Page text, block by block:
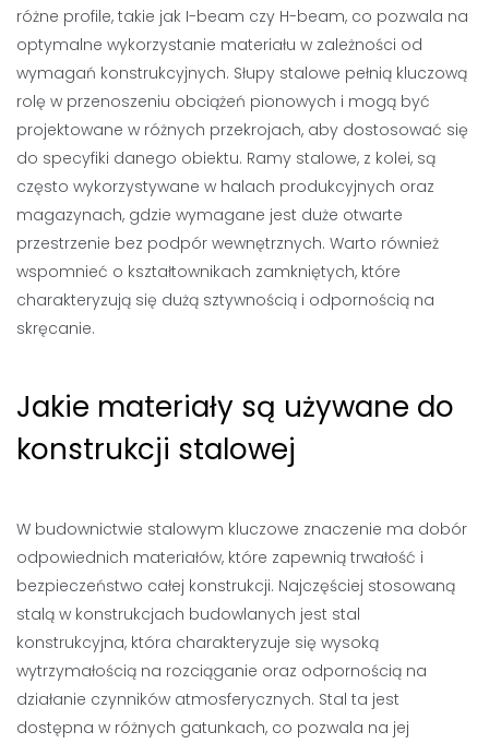
różne profile, takie jak I-beam czy H-beam, co pozwala na
optymalne wykorzystanie materiału w zależności od
wymagań konstrukcyjnych. Słupy stalowe pełnią kluczową
rolę w przenoszeniu obciążeń pionowych i mogą być
projektowane w różnych przekrojach, aby dostosować się
do specyfiki danego obiektu. Ramy stalowe, z kolei, są
często wykorzystywane w halach produkcyjnych oraz
magazynach, gdzie wymagane jest duże otwarte
przestrzenie bez podpór wewnętrznych. Warto również
wspomnieć o kształtownikach zamkniętych, które
charakteryzują się dużą sztywnością i odpornością na
skręcanie.
Jakie materiały są używane do
konstrukcji stalowej
W budownictwie stalowym kluczowe znaczenie ma dobór
odpowiednich materiałów, które zapewnią trwałość i
bezpieczeństwo całej konstrukcji. Najczęściej stosowaną
stalą w konstrukcjach budowlanych jest stal
konstrukcyjna, która charakteryzuje się wysoką
wytrzymałością na rozciąganie oraz odpornością na
działanie czynników atmosferycznych. Stal ta jest
dostępna w różnych gatunkach, co pozwala na jej